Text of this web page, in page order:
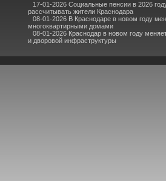
17-01-2026 Социальные пенсии в 2026
рассчитывать жители Краснодара
08-01-2026 В Краснодаре в новом году
многоквартирными домами
08-01-2026 Краснодар в новом году
и дворовой инфраструктуры